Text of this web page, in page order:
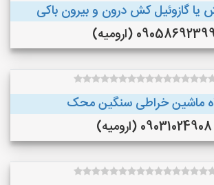
گازوئیل کش درون و بیرون باکی
(ارومیه)
ماشین خراطی سنگین محک
09031024908 (ارومیه)